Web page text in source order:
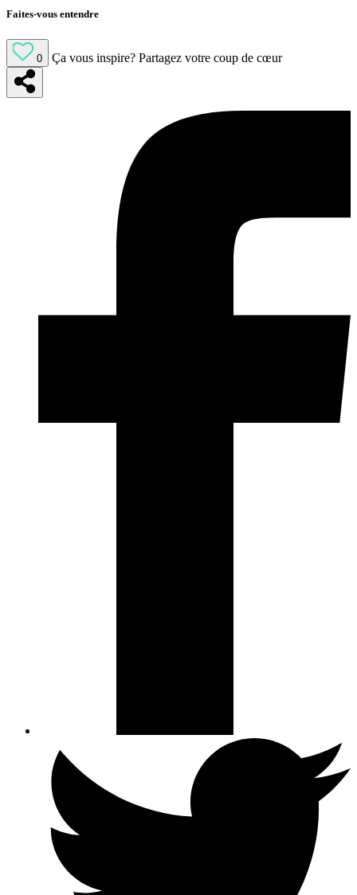
Faites-vous entendre
0 Ça vous inspire? Partagez votre coup de cœur